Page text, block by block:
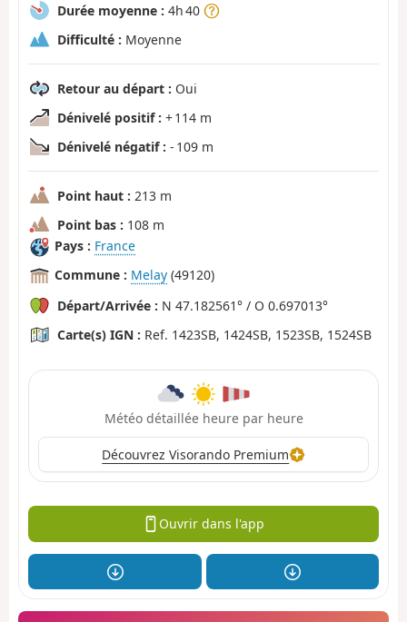
Durée moyenne : 4h 40
Difficulté : Moyenne
Retour au départ : Oui
Dénivelé positif : + 114 m
Dénivelé négatif : - 109 m
Point haut : 213 m
Point bas : 108 m
Pays : France
Commune : Melay (49120)
Départ/Arrivée : N 47.182561° / O 0.697013°
Carte(s) IGN : Ref. 1423SB, 1424SB, 1523SB, 1524SB
Météo détaillée heure par heure
Découvrez Visorando Premium
Ouvrir dans l'app